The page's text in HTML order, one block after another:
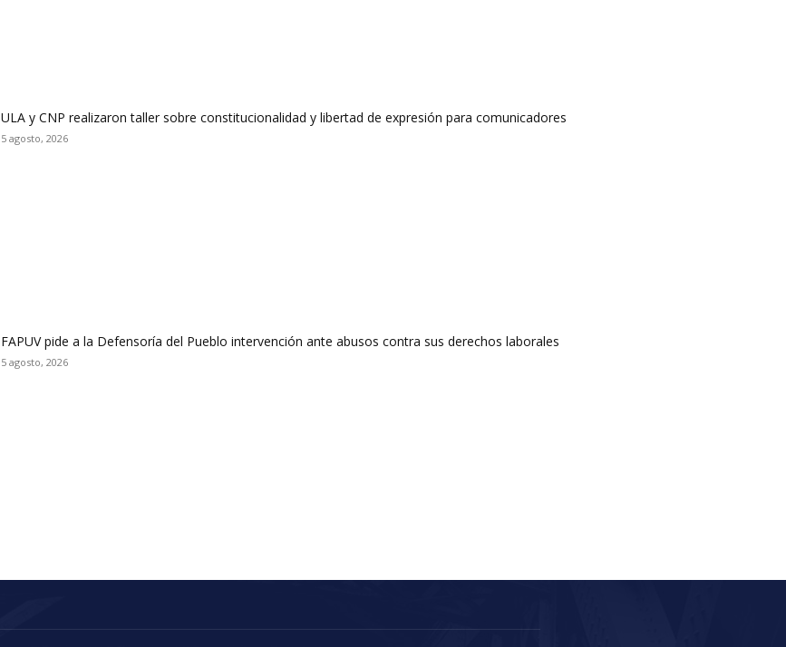
ULA y CNP realizaron taller sobre constitucionalidad y libertad de expresión para comunicadores
5 agosto, 2026
FAPUV pide a la Defensoría del Pueblo intervención ante abusos contra sus derechos laborales
5 agosto, 2026